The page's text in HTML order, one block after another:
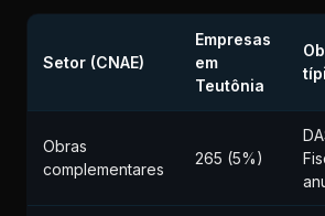
Setor (CNAE)
Empresas
em
Teutônia
Obras
complementares
265 (5%)